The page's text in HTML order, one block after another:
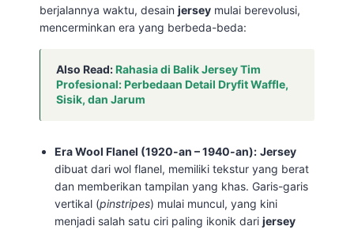
berjalannya waktu, desain jersey mulai berevolusi,
mencerminkan era yang berbeda-beda:
Also Read:Rahasia di Balik Jersey Tim
Profesional: Perbedaan Detail Dryfit Waffle,
Sisik, dan Jarum
Era Wool Flanel (1920-an – 1940-an): Jersey
dibuat dari wol flanel, memiliki tekstur yang berat
dan memberikan tampilan yang khas. Garis-garis
vertikal (pinstripes) mulai muncul, yang kini
menjadi salah satu ciri paling ikonik darijersey